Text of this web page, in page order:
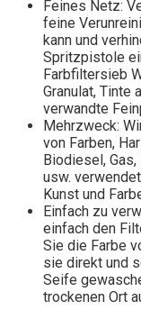
Feines Netz:
feine
kann und
Spritzpistole
Farbfiltersieb
Granulat, Tinte
verwandte
Mehrzweck:
von Farben,
Biodiesel,
usw.
Kunst und
Einfach zu
einfach den
Sie die Farbe
sie direkt und
Seife
trockenen Ort